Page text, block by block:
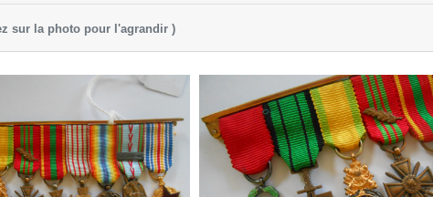
sur la photo pour l'agrandir )